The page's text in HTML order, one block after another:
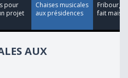
pour
projet
Chaises musicales
aux présidences
fait
AUX